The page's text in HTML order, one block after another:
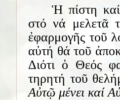
Ἡ πίστη
στό νά μελετᾶ
ἐφαρμογῆς τοῦ
αὐτή θά τοῦ
Διότι ὁ Θεός
τηρητή τοῦ
Αὐτῷ μένει καί